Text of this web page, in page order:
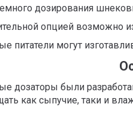
дозирования
опцией возможно
питатели могут
дозаторы были
как сыпучие, таки и